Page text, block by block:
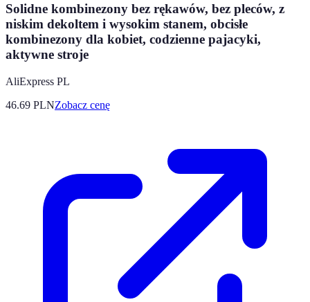
Solidne kombinezony bez rękawów, bez pleców, z
niskim dekoltem i wysokim stanem, obcisłe
kombinezony dla kobiet, codzienne pajacyki,
aktywne stroje
AliExpress PL
46.69 PLNZobacz cenę